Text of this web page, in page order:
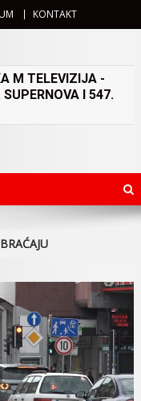
KONTAKT
M TELEVIZIJA -
I 547.